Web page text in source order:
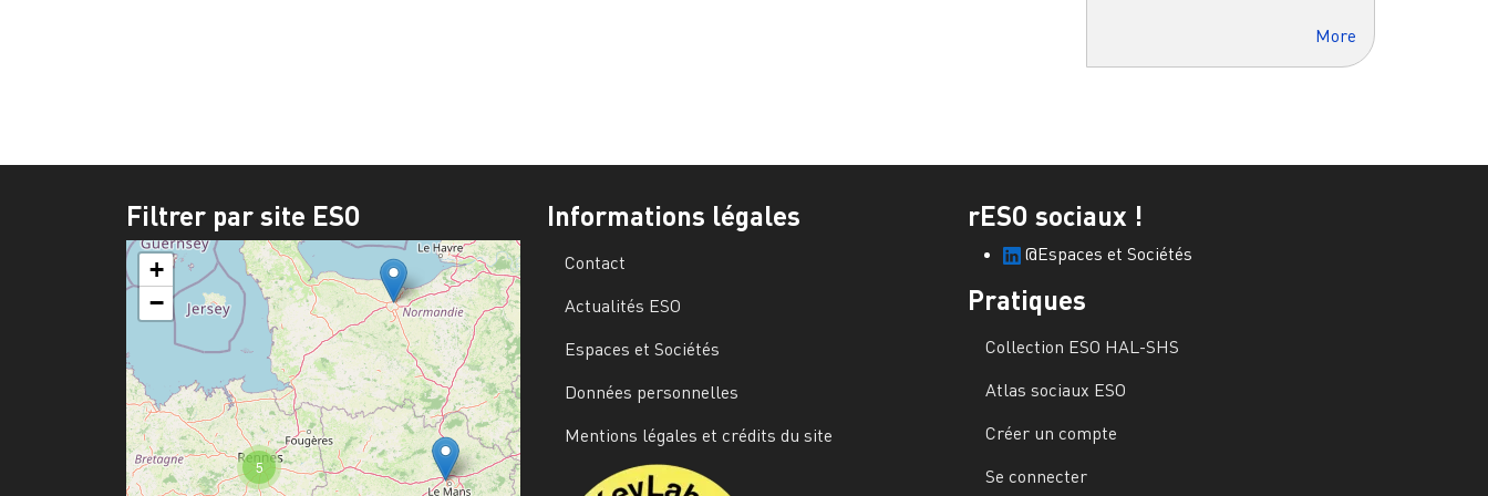
More
Filtrer par site ESO
5
+
−
Informations légales
Contact
Actualités ESO
Espaces et Sociétés
Données personnelles
Mentions légales et crédits du site
rESO sociaux !
@Espaces et Sociétés
Pratiques
Collection ESO HAL-SHS
Atlas sociaux ESO
Créer un compte
Se connecter